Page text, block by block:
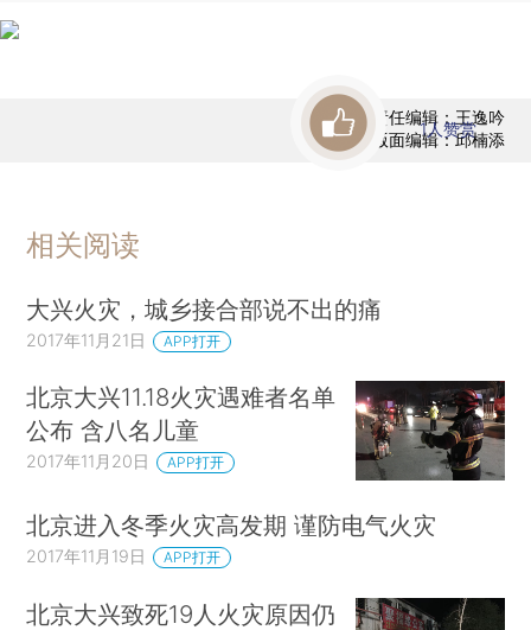
责任编辑：王逸吟
版面编辑：邱楠添
1人赞赏
相关阅读
大兴火灾，城乡接合部说不出的痛
2017年11月21日 APP打开
北京大兴11.18火灾遇难者名单
公布 含八名儿童
2017年11月20日 APP打开
北京进入冬季火灾高发期 谨防电气火灾
2017年11月19日 APP打开
北京大兴致死19人火灾原因仍